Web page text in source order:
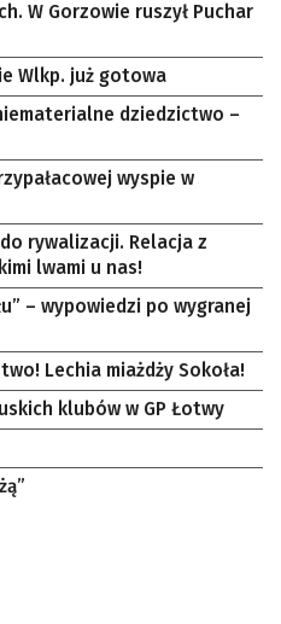
W Gorzowie ruszył Puchar
Wlkp. już gotowa
dziedzictwo –
wyspie w
rywalizacji. Relacja z
lwami u nas!
– wypowiedzi po wygranej
Lechia miażdży Sokoła!
klubów w GP Łotwy